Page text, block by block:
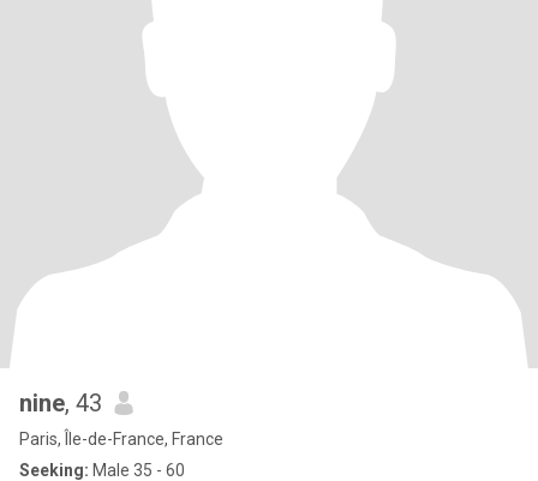
nine, 43
Paris, Île-de-France, France
Seeking: Male 35 - 60